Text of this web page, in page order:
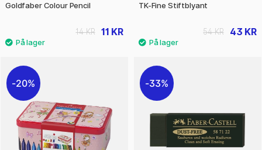
Goldfaber Colour Pencil
11 KR
14 KR
TK-Fine Stiftblyant
43 KR
54 KR
20% 33%